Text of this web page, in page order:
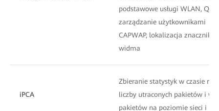
podstawowe usługi WLAN,
zarządzanie użytkownikami
CAPWAP, lokalizacja
widma
iPCA
Zbieranie statystyk w czasie
liczby utraconych pakietów i
pakietów na poziomie sieci i